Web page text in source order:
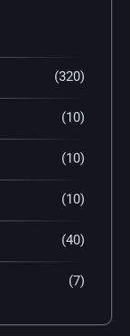
(320)
(10)
(10)
(10)
(40)
(7)